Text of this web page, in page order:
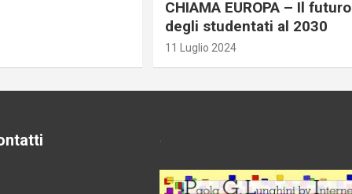
CHIAMA EUROPA – Il futuro
degli studentati al 2030
11 Luglio 2024
.